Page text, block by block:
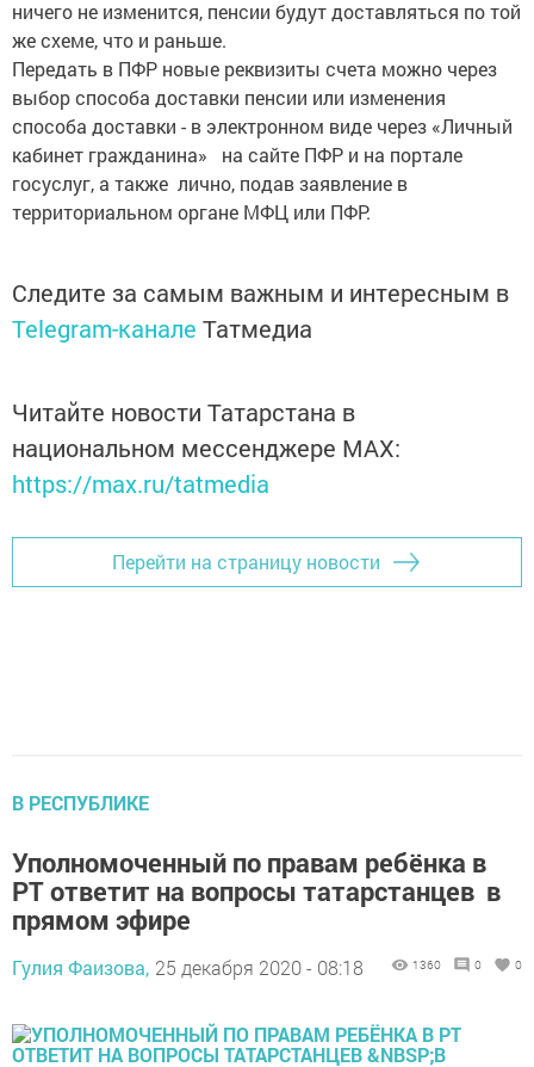
ничего не изменится, пенсии будут доставляться по той
же схеме, что и раньше.
Передать в ПФР новые реквизиты счета можно через
выбор способа доставки пенсии или изменения
способа доставки - в электронном виде через «Личный
кабинет гражданина» на сайте ПФР и на портале
госуслуг, а также лично, подав заявление в
территориальном органе МФЦ или ПФР.
Следите за самым важным и интересным в
Telegram-канале Татмедиа
Читайте новости Татарстана в
национальном мессенджере MАХ:
https://max.ru/tatmedia
Перейти на страницу новости
В РЕСПУБЛИКЕ
Уполномоченный по правам ребёнка в
РТ ответит на вопросы татарстанцев в
прямом эфире
Гулия Фаизова, 25 декабря 2020 - 08:18 1360 0 0